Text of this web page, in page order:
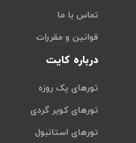
تماس با ما
قوانین و مقررات
درباره کایت
تورهای یک روزه
تورهای کویر گردی
تورهای استانبول